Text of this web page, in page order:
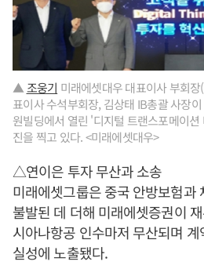
▲조웅기 미래에셋대우 대표이사 부회
표이사 수석부회장, 김상태 IB총괄 사장
원빌딩에서 열린 '디지털 트랜스포메이
진을 찍고 있다. <미래에셋대우>
△연이은 투자 무산과 소송
미래에셋그룹은 중국 안방보험과
불발된 데 더해 미래에셋증권이
시아나항공 인수마저 무산되며
실성에 노출됐다.